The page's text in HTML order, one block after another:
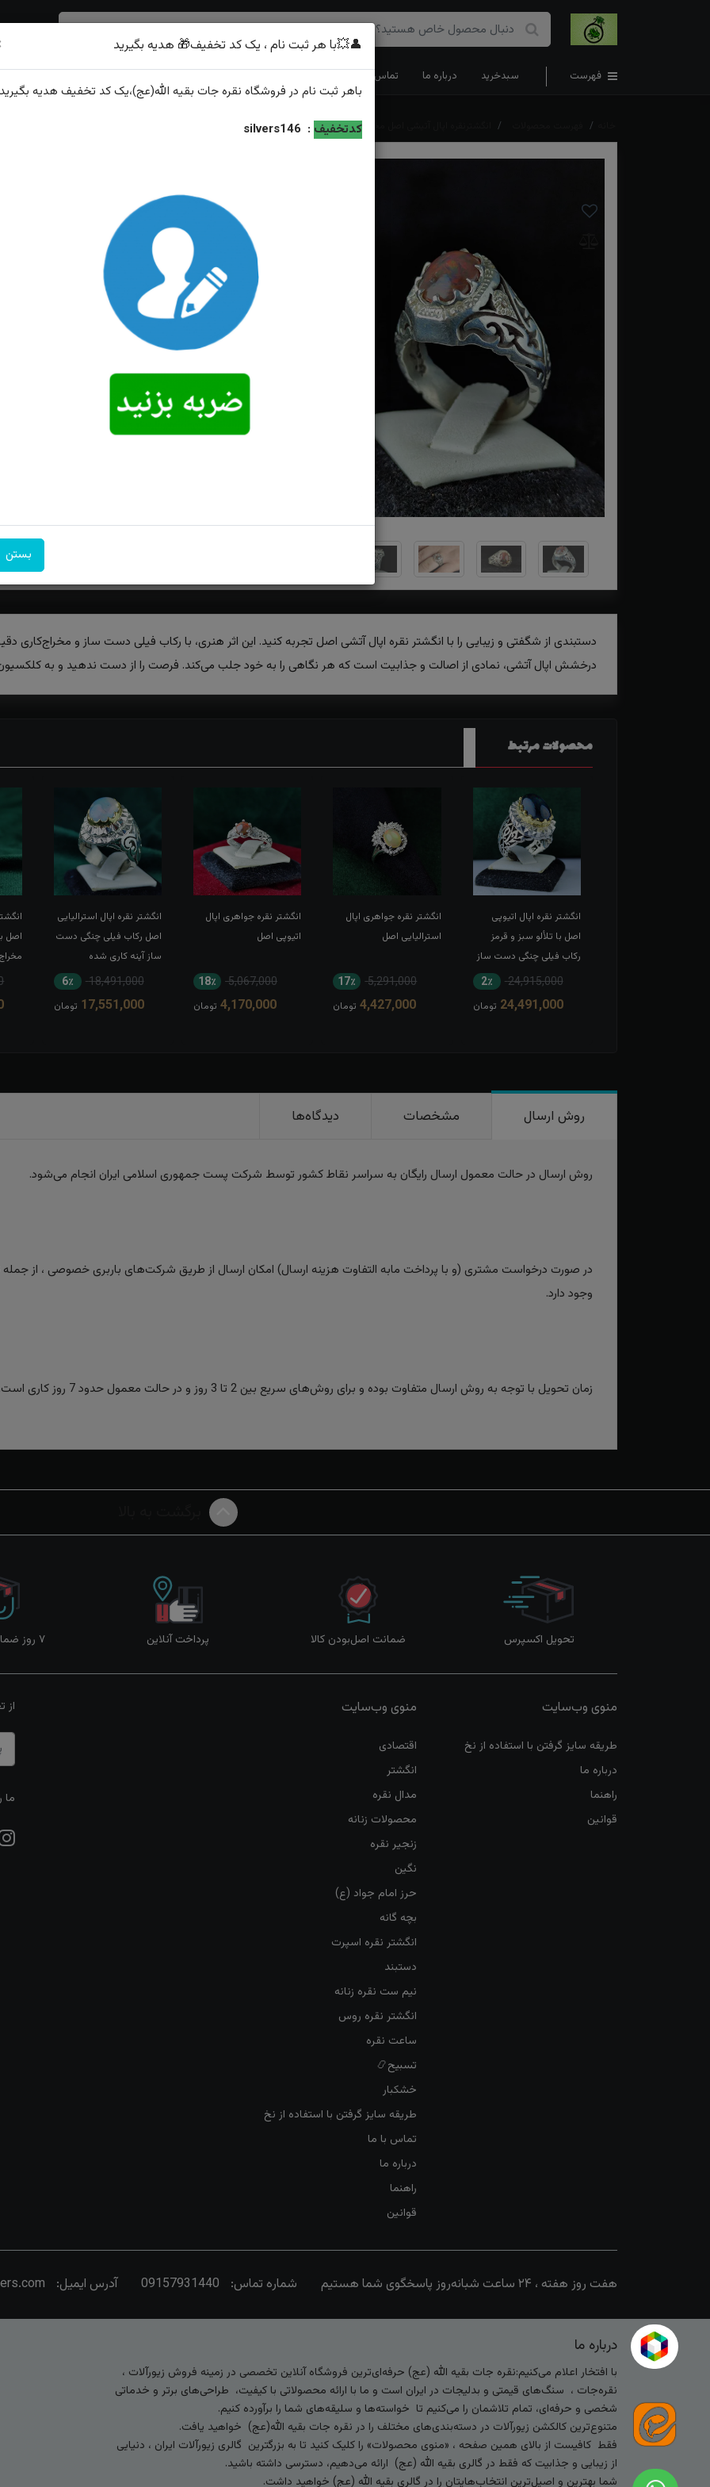
فهرست سبدخرید درباره ما تماس با ما
انگشترنقره اپال آتیشی اصل مخراج کاری رکاب فیلی دست ساز
ویژگی‌های محصول
عيار نقره: ۹۲۵
توضیحات: ارسال و سایز رایگان همراه با هدیه زعفران قائنات از...
امکان تحویل
اکسپرس
امکان پرداخت
دستبندی از شگفتی و زیبایی را با انگشتر نقره اپال آتشی اصل تجربه کنید. این اثر هنری، با رکاب فیلی دست ساز و
درخشش اپال آتشی، نمادی از اصالت و جذابیت است که هر نگاهی را به خود جلب می‌کند. فرصت را از دست ندهید و به کلکسیون
محصولات مرتبط
انگشتر نقره اپال اتیوپی
اصل با تلألو سبز و قرمز
رکاب فیلی چنگی دست ساز
شبکه و آینه کاری شده
24,915,000 2٪
24,491,000 تومان
انگشتر نقره جواهری اپال
استرالیایی اصل
5,291,000 17٪
4,427,000 تومان
انگشتر نقره جواهری اپال
اتیوپی اصل
5,067,000 18٪
4,170,000 تومان
انگشتر نقره اپال استرالیایی
اصل رکاب فیلی چنگی دست
ساز آینه کاری شده
18,491,000 6٪
17,551,000 تومان
اصل
روش ارسال مشخصات دیدگاه‌ها
روش ارسال در حالت معمول ارسال رایگان به سراسر نقاط کشور توسط شرکت پست جمهوری اسلامی ایران انجام می‌شود.
در صورت درخواست مشتری (و با پرداخت مابه التفاوت هزینه ارسال) امکان ارسال از طریق شرکت‌های باربری خصوصی ، از جمله
وجود دارد.
زمان تحویل با توجه به روش ارسال متفاوت بوده و برای روش‌های سریع بین 2 تا 3 روز و در حالت معمول حدود 7 روز کاری است.
👤💥با هر ثبت نام ، یک کد تخفیف🎁 هدیه بگیرید
باهر ثبت نام در فروشگاه نقره جات بقیه الله(عج)،یک کد تخفیف هدیه
کدتخفیف :
silvers146
بستن
تحویل اکسپرس ضمانت اصل‌بودن کالا پرداخت آنلاین ۷ روز ضمانت بازگشت
منوی وب‌سایت
طریقه سایز گرفتن با استفاده از نخ
درباره ما
راهنما
قوانین
منوی وب‌سایت
اقتصادی
انگشتر
مدال نقره
محصولات زنانه
زنجیر نقره
نگین
حرز امام جواد (ع)
بچه گانه
انگشتر نقره اسپرت
دستبند
نیم ست نقره زنانه
انگشتر نقره روس
ساعت نقره
تسبیح📿
خشکبار
طریقه سایز گرفتن با استفاده از نخ
تماس با ما
درباره ما
راهنما
قوانین
از
ما
هفت روز هفته ، ۲۴ ساعت شبانه‌روز پاسخگوی شما هستیم شماره تماس: 09157931440 آدرس ایمیل:
درباره ما
با افتخار اعلام می‌کنیم:نقره جات بقیه الله (عج) حرفه‌ای‌ترین فروشگاه آنلاین تخصصی در زمینه فروش زیورآلات ،
نقره‌جات ، سنگ‌های قیمتی و بدلیجات در ایران است و ما با ارائه محصولاتی با کیفیت، طراحی‌های برتر و خدماتی
شخصی و حرفه‌ای، تمام تلاشمان را می‌کنیم تا خواسته‌ها و سلیقه‌های شما را برآورده کنیم.
متنوع‌ترین کالکشن زیورآلات در دسته‌بندی‌های مختلف را در نقره جات بقیه الله(عج) خواهید یافت.
فقط کافیست از بالای همین صفحه ، «منوی محصولات» را کلیک کنید تا به بزرگترین گالری زیورآلات ایران ، دنیایی
از زیبایی و جذابیت که فقط در گالری بقیه الله (عج) ارائه می‌دهیم، دسترسی داشته باشید.
شما بهترین و اصیل‌ترین انتخاب‌هایتان را در گالری بقیه الله (عج) خواهید داشت.